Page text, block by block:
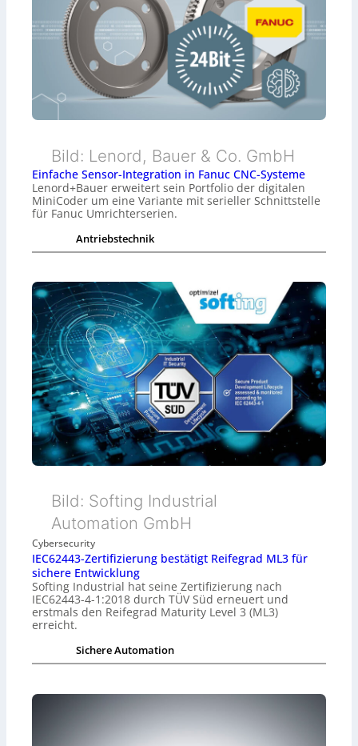
Bild: Lenord, Bauer & Co. GmbH
Einfache Sensor-Integration in Fanuc CNC-Systeme
Lenord+Bauer erweitert sein Portfolio der digitalen
MiniCoder um eine Variante mit serieller Schnittstelle
für Fanuc Umrichterserien.
Antriebstechnik
Bild: Softing Industrial
Automation GmbH
Cybersecurity
IEC62443-Zertifizierung bestätigt Reifegrad ML3 für
sichere Entwicklung
Softing Industrial hat seine Zertifizierung nach
IEC62443-4-1:2018 durch TÜV Süd erneuert und
erstmals den Reifegrad Maturity Level 3 (ML3)
erreicht.
Sichere Automation